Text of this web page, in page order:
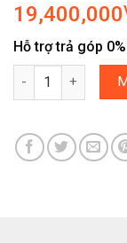
19,400,000
Hỗ trợ trả góp
Tủ đông Darling